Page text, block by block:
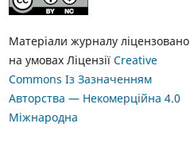
Матеріали журналу ліцензовано
на умовах Ліцензії Creative
Commons Із Зазначенням
Авторства — Некомерційна 4.0
Міжнародна